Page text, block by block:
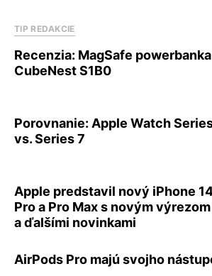
TIP REDAKCIE
Recenzia: MagSafe powerbanka
CubeNest S1B0
Porovnanie: Apple Watch
vs. Series 7
Apple predstavil nový iPhone
Pro a Pro Max s novým výrezom
a ďalšími novinkami
AirPods Pro majú svojho